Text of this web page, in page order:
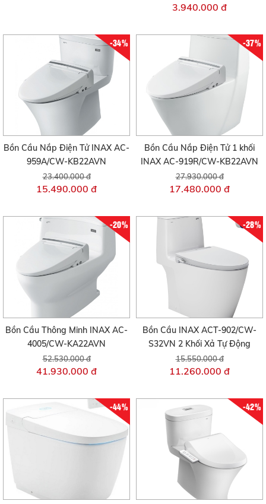
3.940.000 đ
-34%
Bồn Cầu Nắp Điện Tử INAX AC-
959A/CW-KB22AVN
23.400.000 đ
15.490.000 đ
-37%
Bồn Cầu Nắp Điện Tử 1 khối
INAX AC-919R/CW-KB22AVN
27.930.000 đ
17.480.000 đ
-20%
Bồn Cầu Thông Minh INAX AC-
4005/CW-KA22AVN
52.530.000 đ
41.930.000 đ
-28%
Bồn Cầu INAX ACT-902/CW-
S32VN 2 Khối Xả Tự Động
15.550.000 đ
11.260.000 đ
-44% -42%